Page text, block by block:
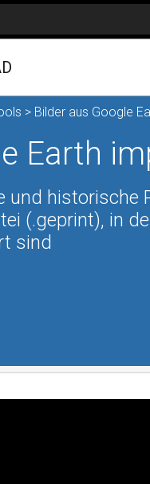
> Bilder aus Google
Earth
und historische
(.geprint), in
sind